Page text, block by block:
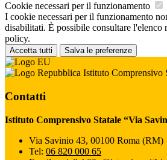
Cookie necessari per il funzionamento
I cookie necessari per il funzionamento
disabilitati. È possibile consultare l'elenco
policy.
Accetta tutti Salva le preferenze
Istituto Comprensivo
Contatti
Istituto Comprensivo Statale “Via
Via Savinio 43, 00100 Roma (RM)
Tel: 06 820 000 65